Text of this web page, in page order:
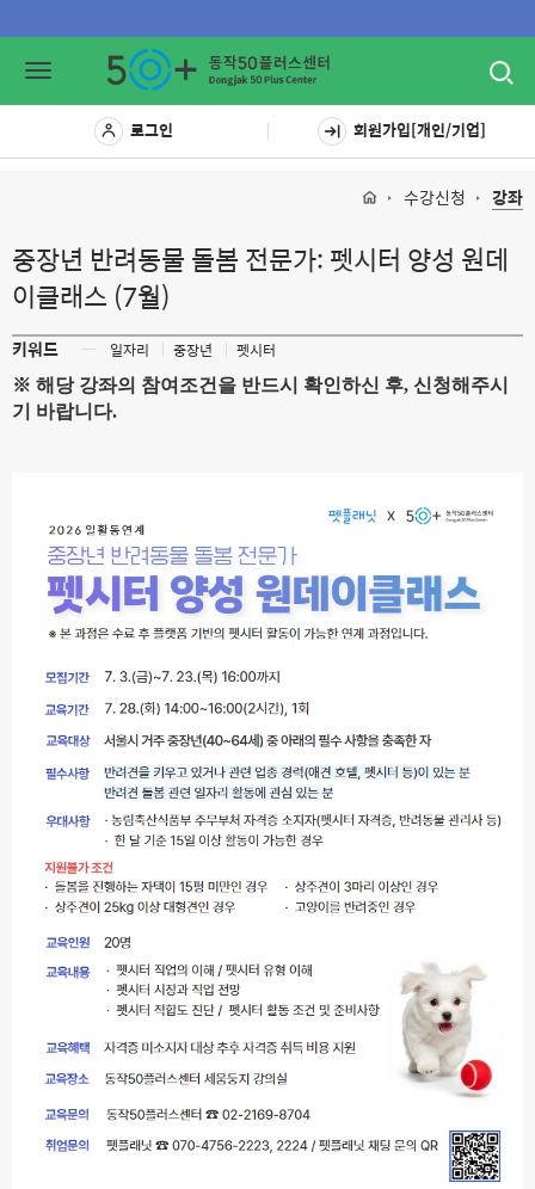
Toggle
로그인 회원가입[개인/기업]
수강신청 강좌
중장년 반려동물 돌봄 전문가: 펫시터 양성 원데
이클래스 (7월)
키워드 ㅡ 일자리 중장년 펫시터
※ 해당 강좌의 참여조건을 반드시 확인하신 후, 신청해주시
기 바랍니다.